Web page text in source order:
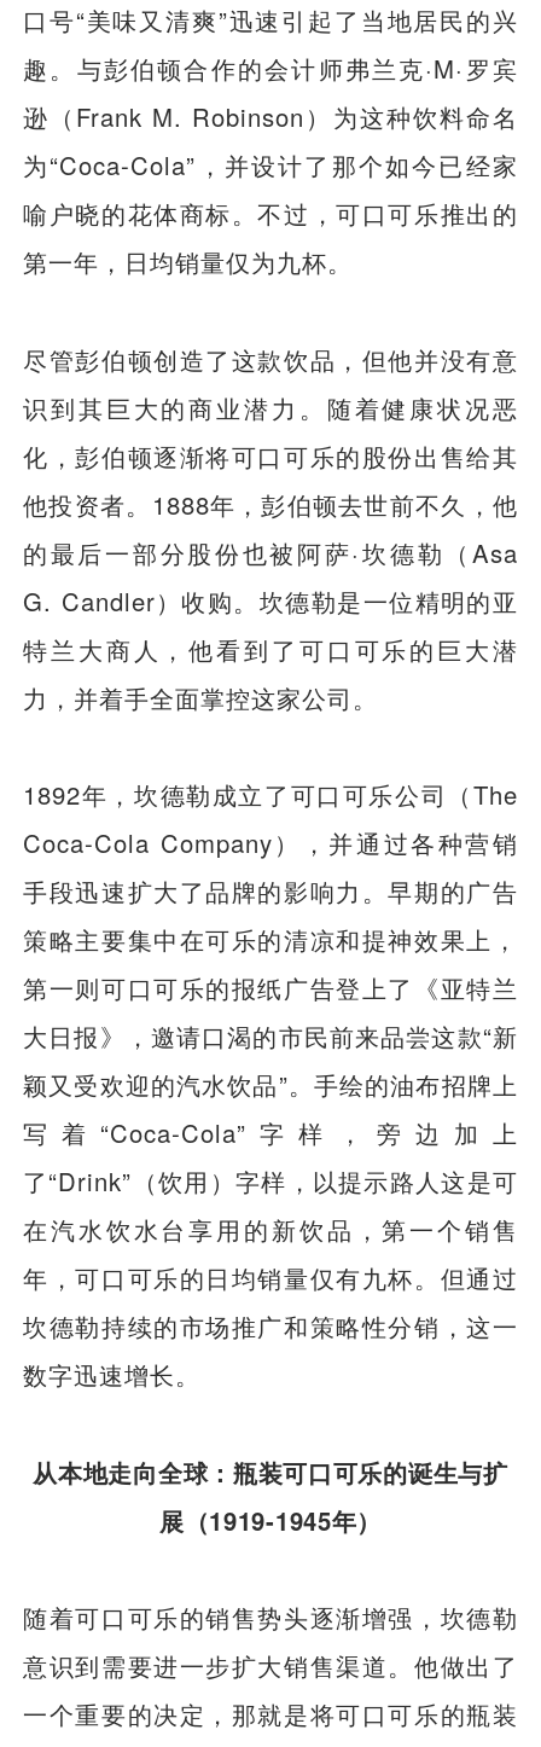
口号“美味又清爽”迅速引起了当地居民的兴
趣。与彭伯顿合作的会计师弗兰克·M·罗宾
逊（Frank M. Robinson）为这种饮料命名
为“Coca-Cola”，并设计了那个如今已经家
喻户晓的花体商标。不过，可口可乐推出的
第一年，日均销量仅为九杯。
尽管彭伯顿创造了这款饮品，但他并没有意
识到其巨大的商业潜力。随着健康状况恶
化，彭伯顿逐渐将可口可乐的股份出售给其
他投资者。1888年，彭伯顿去世前不久，他
的最后一部分股份也被阿萨·坎德勒（Asa
G. Candler）收购。坎德勒是一位精明的亚
特兰大商人，他看到了可口可乐的巨大潜
力，并着手全面掌控这家公司。
1892年，坎德勒成立了可口可乐公司（The
Coca-Cola Company），并通过各种营销
手段迅速扩大了品牌的影响力。早期的广告
策略主要集中在可乐的清凉和提神效果上，
第一则可口可乐的报纸广告登上了《亚特兰
大日报》，邀请口渴的市民前来品尝这款“新
颖又受欢迎的汽水饮品”。手绘的油布招牌上
写着“Coca‑Cola”字样，旁边加上
了“Drink”（饮用）字样，以提示路人这是可
在汽水饮水台享用的新饮品，第一个销售
年，可口可乐的日均销量仅有九杯。但通过
坎德勒持续的市场推广和策略性分销，这一
数字迅速增长。
从本地走向全球：瓶装可口可乐的诞生与扩
展（1919-1945年）
随着可口可乐的销售势头逐渐增强，坎德勒
意识到需要进一步扩大销售渠道。他做出了
一个重要的决定，那就是将可口可乐的瓶装